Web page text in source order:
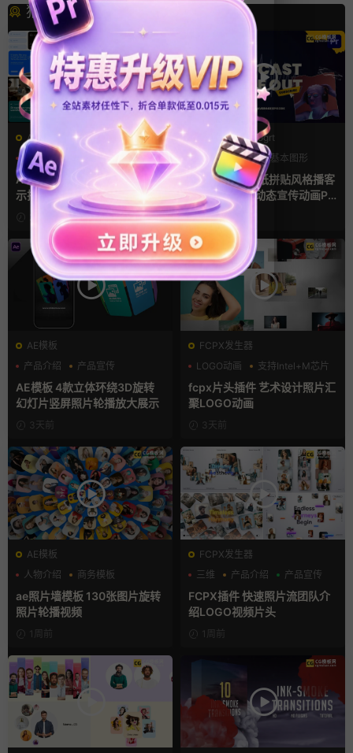
猜你喜欢
AE模板
产品介绍
产品宣传
产品展示
AE模板 横竖屏多场景图文展
示排版产品宣传视频
PR基本图形mogrt
LOGO动画
PR基本图形
复古风
pr模板 做旧撕纸拼贴风格播客
节目开场介绍动态宣传动画PR
模版3天前
AE模板
产品介绍
产品宣传
产品展示
AE模板 4款立体环绕3D旋转
幻灯片竖屏照片轮播放大展示
3天前
FCPX发生器
LOGO动画
支持Intel+M芯片
汇聚
fcpx片头插件 艺术设计照片汇
聚LOGO动画
3天前
AE模板
人物介绍
商务模板
幻灯片
ae照片墙模板 130张图片旋转
照片轮播视频
1周前
FCPX发生器
三维
产品介绍 产品宣传
FCPX插件 快速照片流团队介
绍LOGO视频片头
1周前